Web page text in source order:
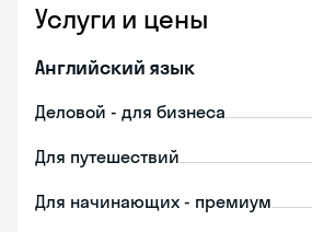
Услуги и цены
Английский язык
Деловой - для бизнеса
Для путешествий
Для начинающих - премиум